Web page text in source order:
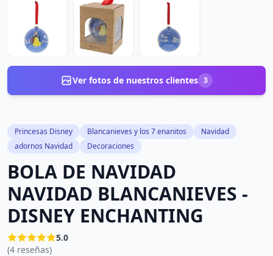
Ver fotos de nuestros clientes 3
Princesas Disney Blancanieves y los 7 enanitos
Navidad
adornos Navidad
Decoraciones
BOLA DE NAVIDAD
NAVIDAD BLANCANIEVES -
DISNEY ENCHANTING
5.0
(4 reseñas)